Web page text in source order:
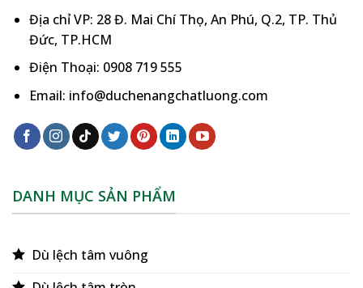
Địa chỉ VP: 28 Đ. Mai Chí Thọ, An Phú, Q.2, TP. Thủ
Đức, TP.HCM
Điện Thoại: 0908 719 555
Email: info@duchenangchatluong.com
DANH MỤC SẢN PHẨM
Dù lệch tâm vuông